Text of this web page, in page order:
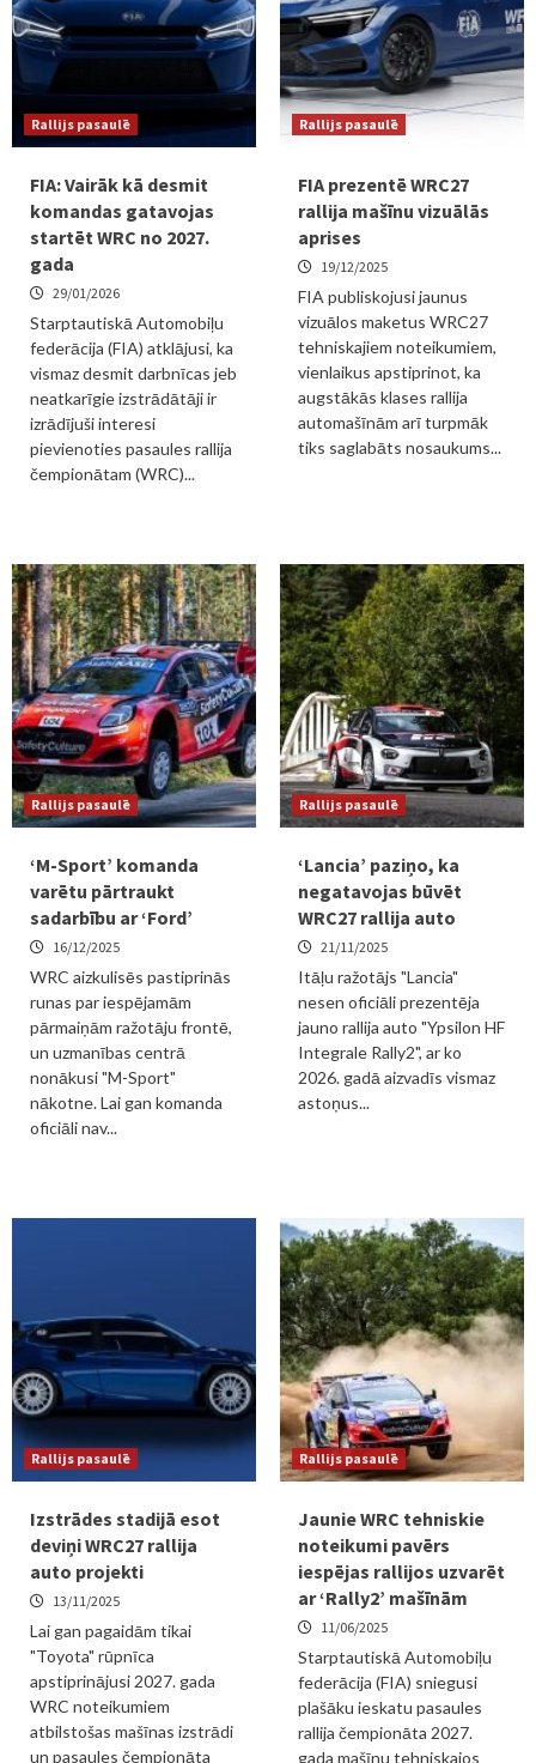
Rallijs pasaulē
FIA: Vairāk kā desmit
komandas gatavojas
startēt WRC no 2027.
gada
29/01/2026
Starptautiskā Automobiļu
federācija (FIA) atklājusi, ka
vismaz desmit darbnīcas jeb
neatkarīgie izstrādātāji ir
izrādījuši interesi
pievienoties pasaules rallija
čempionātam (WRC)...
Rallijs pasaulē
FIA prezentē WRC27
rallija mašīnu vizuālās
aprises
19/12/2025
FIA publiskojusi jaunus
vizuālos maketus WRC27
tehniskajiem noteikumiem,
vienlaikus apstiprinot, ka
augstākās klases rallija
automašīnām arī turpmāk
tiks saglabāts nosaukums...
Rallijs pasaulē
‘M-Sport’ komanda
varētu pārtraukt
sadarbību ar ‘Ford’
16/12/2025
WRC aizkulisēs pastiprinās
runas par iespējamām
pārmaiņām ražotāju frontē,
un uzmanības centrā
nonākusi "M-Sport"
nākotne. Lai gan komanda
oficiāli nav...
Rallijs pasaulē
‘Lancia’ paziņo, ka
negatavojas būvēt
WRC27 rallija auto
21/11/2025
Itāļu ražotājs "Lancia"
nesen oficiāli prezentēja
jauno rallija auto "Ypsilon HF
Integrale Rally2", ar ko
2026. gadā aizvadīs vismaz
astoņus...
Rallijs pasaulē
Izstrādes stadijā esot
deviņi WRC27 rallija
auto projekti
13/11/2025
Lai gan pagaidām tikai
"Toyota" rūpnīca
apstiprinājusi 2027. gada
WRC noteikumiem
atbilstošas mašīnas izstrādi
un pasaules čempionāta
Rallijs pasaulē
Jaunie WRC tehniskie
noteikumi pavērs
iespējas rallijos uzvarēt
ar ‘Rally2’ mašīnām
11/06/2025
Starptautiskā Automobiļu
federācija (FIA) sniegusi
plašāku ieskatu pasaules
rallija čempionāta 2027.
gada mašīnu tehniskajos